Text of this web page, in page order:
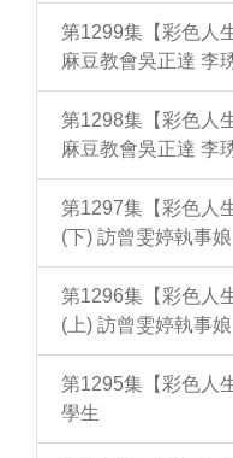
第1299集【彩色人
麻豆教會吳正達 李
第1298集【彩色人
麻豆教會吳正達 李
第1297集【彩色人
(下) 訪曾雯婷執事娘
第1296集【彩色人
(上) 訪曾雯婷執事娘
第1295集【彩色人
學生